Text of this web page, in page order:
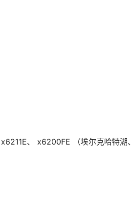
、 x6200FE （埃尔克哈特湖、